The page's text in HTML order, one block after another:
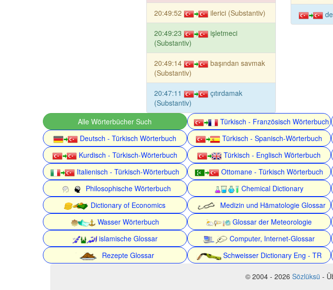
20:49:52 ilerici (Substantiv)
20:49:23
işletmeci
(Substantiv)
20:49:14
başından savmak
(Substantiv)
20:47:11
çıtırdamak
(Substantiv)
Alle Wörterbücher Such Türkisch - Französisch Wörterbuch
Deutsch - Türkisch Wörterbuch
Türkisch - Spanisch-Wörterbuch
Kurdisch - Türkisch-Wörterbuch
Türkisch - Englisch Wörterbuch
Italienisch - Türkisch-Wörterbuch
Ottomane - Türkisch Wörterbuch
Philosophische Wörterbuch
Chemical Dictionary
Dictionary of Economics
Medizin und Hämatologie Glossar
Wasser Wörterbuch
Glossar der Meteorologie
islamische Glossar
Computer, Internet-Glossar
Rezepte Glossar
Schweisser Dictionary Eng - TR
© 2004 - 2026 Sözlüksü -